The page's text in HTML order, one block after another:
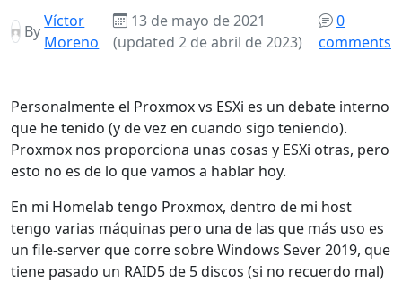
By
Víctor
Moreno
13 de mayo de 2021
(updated 2 de abril de 2023)
0
comments
Personalmente el Proxmox vs ESXi es un debate interno
que he tenido (y de vez en cuando sigo teniendo).
Proxmox nos proporciona unas cosas y ESXi otras, pero
esto no es de lo que vamos a hablar hoy.
En mi Homelab tengo Proxmox, dentro de mi host
tengo varias máquinas pero una de las que más uso es
un file-server que corre sobre Windows Sever 2019, que
tiene pasado un RAID5 de 5 discos (si no recuerdo mal)